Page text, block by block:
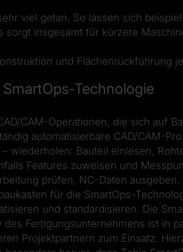
viel getan. So lassen sich
insgesamt für kürzere
und Flächenrückführung
SmartOps-Technologie
CAM-Operationen, die sich auf
automatisierbare CAD/CAM-
wiederholen: Bauteil einlesen,
Features zuweisen und
prüfen, NC-Daten ausgeben.
für die SmartOps-
und standardisieren. Die
Fertigungsunternehmens ist in
Projektpartnern zum Einsatz.